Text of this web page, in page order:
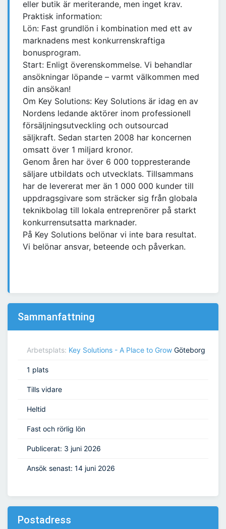
eller butik är meriterande, men inget krav.
Praktisk information:
Lön: Fast grundlön i kombination med ett av
marknadens mest konkurrenskraftiga
bonusprogram.
Start: Enligt överenskommelse. Vi behandlar
ansökningar löpande – varmt välkommen med
din ansökan!
Om Key Solutions: Key Solutions är idag en av
Nordens ledande aktörer inom professionell
försäljningsutveckling och outsourcad
säljkraft. Sedan starten 2008 har koncernen
omsatt över 1 miljard kronor.
Genom åren har över 6 000 toppresterande
säljare utbildats och utvecklats. Tillsammans
har de levererat mer än 1 000 000 kunder till
uppdragsgivare som sträcker sig från globala
teknikbolag till lokala entreprenörer på starkt
konkurrensutsatta marknader.
På Key Solutions belönar vi inte bara resultat.
Vi belönar ansvar, beteende och påverkan.
Sammanfattning
Arbetsplats: Key Solutions - A Place to Grow Göteborg
1 plats
Tills vidare
Heltid
Fast och rörlig lön
Publicerat: 3 juni 2026
Ansök senast: 14 juni 2026
Postadress